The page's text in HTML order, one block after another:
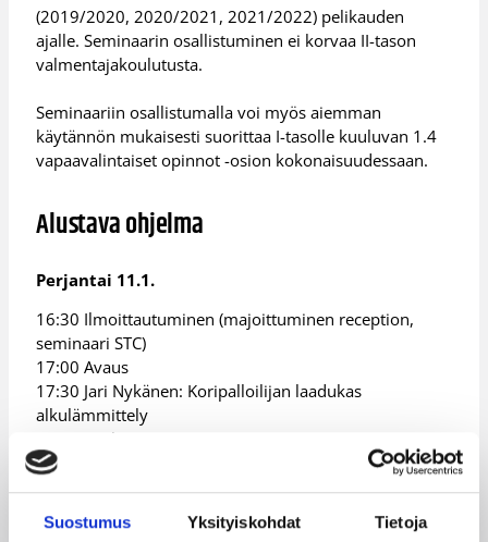
Suostumus Yksityiskohdat Tietoja
(2019/2020, 2020/2021, 2021/2022) pelikauden
ajalle. Seminaarin osallistuminen ei korvaa II-tason
valmentajakoulutusta.
Seminaariin osallistumalla voi myös aiemman
käytännön mukaisesti suorittaa I-tasolle kuuluvan 1.4
vapaavalintaiset opinnot -osion kokonaisuudessaan.
Alustava ohjelma
Perjantai 11.1.
16:30 Ilmoittautuminen (majoittuminen reception,
seminaari STC)
17:00 Avaus
17:30 Jari Nykänen: Koripalloilijan laadukas
alkulämmittely
18:45 Tauko
19:00 Mikko Tupamäki: Vältä kaavoja, riko rakenteita –
vaihteleva ja monipuolinen heittoharjoittelu
21:00 Illallinen majoittujille, Rantamakasiini